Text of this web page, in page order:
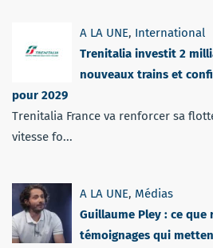
A LA UNE, International
Trenitalia investit 2
nouveaux trains et
pour 2029
Trenitalia France va renforcer sa
vitesse fo...
A LA UNE, Médias
Guillaume Pley : ce que
témoignages qui